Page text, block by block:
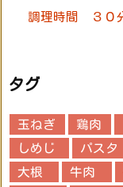
調理時間 ３０
タグ
玉ねぎ 鶏肉
しめじ
パスタ
大根
牛肉